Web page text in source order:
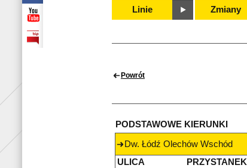
Linie Zmiany
Powrót
PODSTAWOWE KIERUNKI
Dw. Łódź Olechów Wschód
ULICA
PRZYSTANEK